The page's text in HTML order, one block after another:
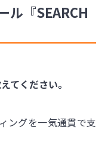
ル『SEARCH
てください。
ングを一気通貫で支